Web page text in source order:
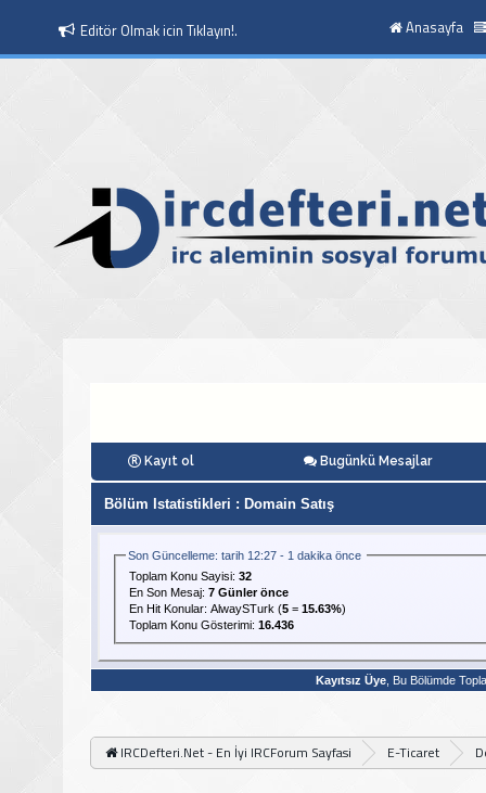
Moderatör Olmak icin Tıklayın!. Anasayfa
Kayıt ol Bugünkü Mesajlar
Bölüm Istatistikleri : Domain Satış
Son Güncelleme: tarih 12:27 - 1 dakika önce
Toplam Konu Sayisi: 32
En Son Mesaj: 7 Günler önce
En Hit Konular: AlwaySTurk (5 = 15.63%)
Toplam Konu Gösterimi: 16.436
Kayıtsız Üye, Bu Bölümde
IRCDefteri.Net - En İyi IRCForum Sayfasi E-Ticaret